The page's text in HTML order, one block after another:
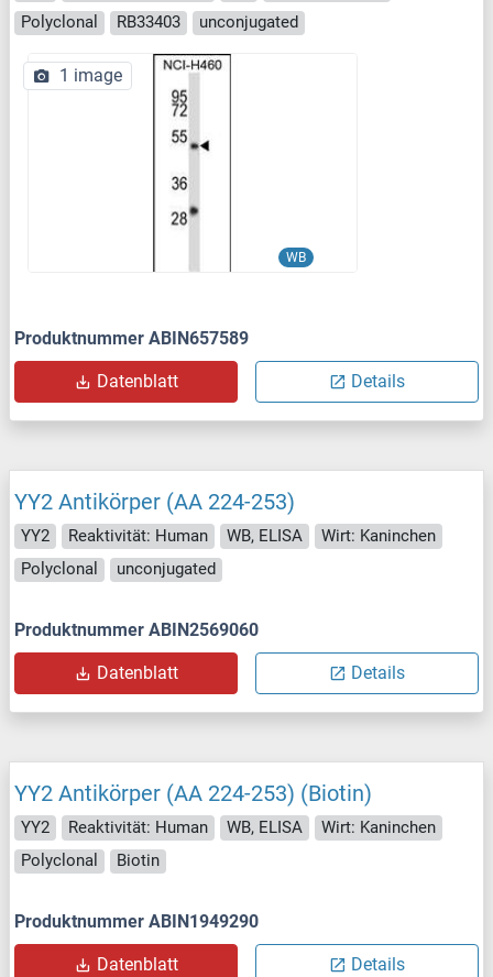
Polyclonal
RB33403 unconjugated
WB
1 image
Produktnummer ABIN657589
Datenblatt Details
YY2 Antikörper (AA 224-253)
YY2 Reaktivität: Human WB, ELISA
Wirt: Kaninchen
Polyclonal
unconjugated
Produktnummer ABIN2569060
Datenblatt Details
YY2 Antikörper (AA 224-253) (Biotin)
YY2 Reaktivität: Human WB, ELISA
Wirt: Kaninchen
Polyclonal
Biotin
Produktnummer ABIN1949290
Datenblatt Details